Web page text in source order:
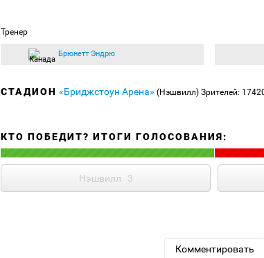
Тренер
Брюнетт Эндрю
СТАДИОН «Бриджстоун Арена» (Нэшвилл) Зрителей:
КТО ПОБЕДИТ? ИТОГИ ГОЛОСОВАНИЯ:
Нэшвилл 3
Комментировать